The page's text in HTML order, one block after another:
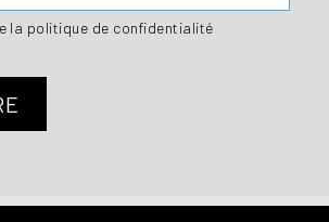
la politique de confidentialité